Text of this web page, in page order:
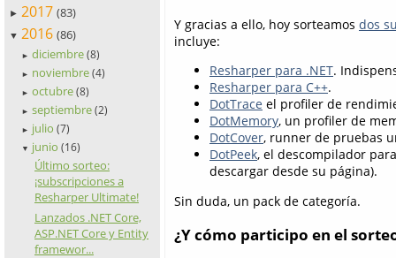
► 2017 (83)
▼ 2016 (86)
► diciembre (8)
► noviembre (4)
► octubre (8)
► septiembre (2)
► julio (7)
▼ junio (16)
Último sorteo:
¡subscripciones a
Resharper Ultimate!
Lanzados .NET Core,
ASP.NET Core y Entity
framewor...
Y gracias a ello, hoy sorteamos dos
incluye:
Resharper para .NET.
Resharper para C++.
DotTrace el profiler de
DotMemory, un profiler de
DotCover, runner de pruebas
DotPeek, el descompilador
descargar desde su página).
Sin duda, un pack de categoría.
¿Y cómo participo en el